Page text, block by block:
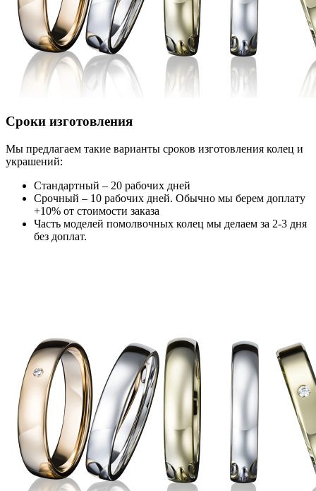
Сроки изготовления
Мы предлагаем такие варианты сроков изготовления колец и
украшений:
Стандартный – 20 рабочих дней
Срочный – 10 рабочих дней. Обычно мы берем доплату
+10% от стоимости заказа
Часть моделей помолвочных колец мы делаем за 2-3 дня
без доплат.